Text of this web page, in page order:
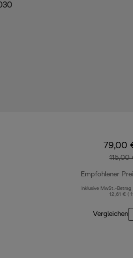
79,00
115,00
Empfohlener
Inklusive MwSt.-Betrag
12,61 € (
Vergleichen